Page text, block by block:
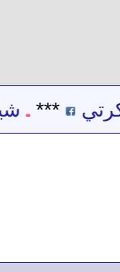
*** شيخ